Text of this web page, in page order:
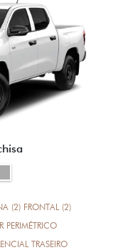
(2) FRONTAL (2)
PERIMÉTRICO
TRASEIRO